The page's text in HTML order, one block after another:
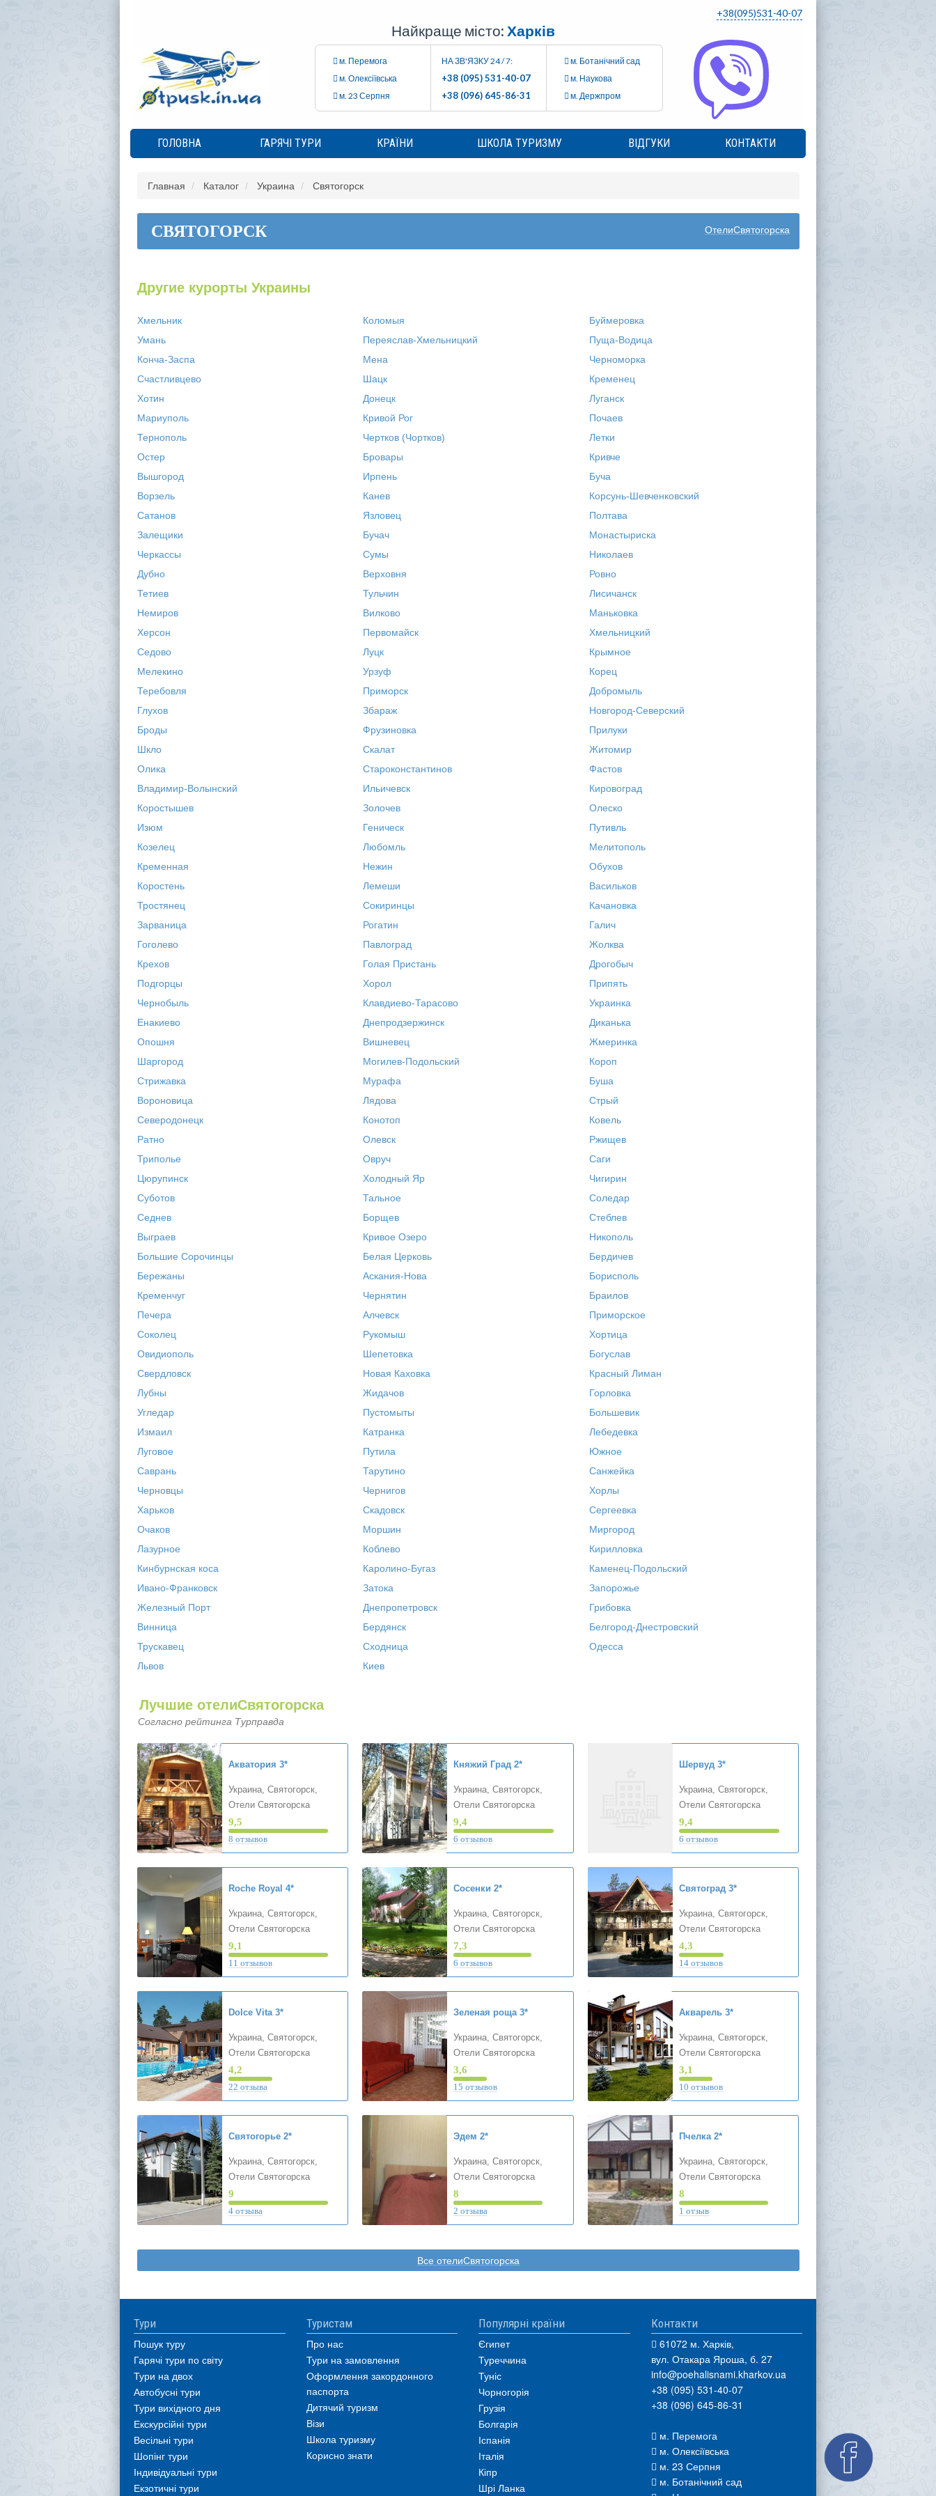
+38(095)531-40-07
Найкраще місто: Харків
м. Перемога
м. Олексіївська
м. 23 Серпня
НА ЗВ'ЯЗКУ 24 / 7:
+38 (095) 531-40-07
+38 (096) 645-86-31
м. Ботанічний сад
м. Наукова
м. Держпром
ГОЛОВНА ГАРЯЧІ ТУРИ КРАЇНИ ШКОЛА ТУРИЗМУ ВІДГУКИ КОНТАКТИ
Главная Каталог Украина Святогорск
СВЯТОГОРСК ОтелиСвятогорска
Другие курорты Украины
Хмельник Коломыя
Буймеровка
Умань
Переяслав-Хмельницкий
Пуща-Водица
Конча-Заспа
Мена
Черноморка
Счастливцево
Шацк
Кременец
Хотин
Донецк
Луганск
Мариуполь
Кривой Рог
Почаев
Тернополь
Чертков (Чортков)
Летки
Остер
Бровары
Кривче
Вышгород
Ирпень
Буча
Ворзель
Канев
Корсунь-Шевченковский
Сатанов
Язловец
Полтава
Залещики
Бучач
Монастыриска
Черкассы
Сумы
Николаев
Дубно
Верховня
Ровно
Тетиев
Тульчин
Лисичанск
Немиров
Вилково
Маньковка
Херсон
Первомайск
Хмельницкий
Седово
Луцк
Крымное
Мелекино
Урзуф
Корец
Теребовля
Приморск
Добромыль
Глухов
Збараж
Новгород-Северский
Броды
Фрузиновка
Прилуки
Шкло
Скалат
Житомир
Олика
Староконстантинов
Фастов
Владимир-Волынский
Ильичевск
Кировоград
Коростышев
Золочев
Олеско
Изюм
Геническ
Путивль
Козелец
Любомль
Мелитополь
Кременная
Нежин
Обухов
Коростень
Лемеши
Васильков
Тростянец
Сокиринцы
Качановка
Зарваница
Рогатин
Галич
Гоголево
Павлоград
Жолква
Крехов
Голая Пристань
Дрогобыч
Подгорцы
Хорол
Припять
Чернобыль
Клавдиево-Тарасово
Украинка
Енакиево
Днепродзержинск
Диканька
Опошня
Вишневец
Жмеринка
Шаргород
Могилев-Подольский
Короп
Стрижавка
Мурафа
Буша
Вороновица
Лядова
Стрый
Северодонецк
Конотоп
Ковель
Ратно
Олевск
Ржищев
Триполье
Овруч
Саги
Цюрупинск
Холодный Яр
Чигирин
Суботов
Тальное
Соледар
Седнев
Борщев
Стеблев
Выграев
Кривое Озеро
Никополь
Большие Сорочинцы
Белая Церковь
Бердичев
Бережаны
Аскания-Нова
Борисполь
Кременчуг
Чернятин
Браилов
Печера
Алчевск
Приморское
Соколец
Рукомыш
Хортица
Овидиополь
Шепетовка
Богуслав
Свердловск
Новая Каховка
Красный Лиман
Лубны
Жидачов
Горловка
Угледар
Пустомыты
Большевик
Измаил
Катранка
Лебедевка
Луговое
Путила
Южное
Саврань
Тарутино
Санжейка
Черновцы
Чернигов
Хорлы
Харьков
Скадовск
Сергеевка
Очаков
Моршин
Миргород
Лазурное
Коблево
Кирилловка
Кинбурнская коса
Каролино-Бугаз
Каменец-Подольский
Ивано-Франковск
Затока
Запорожье
Железный Порт
Днепропетровск
Грибовка
Винница
Бердянск
Белгород-Днестровский
Трускавец
Сходница
Одесса
Львов
Киев
Лучшие отелиСвятогорска
Согласно рейтинга Турправда
Акватория 3*
Украина, Святогорск,
Отели Святогорска
9,5
8 отзывов
Княжий Град 2*
Украина, Святогорск,
Отели Святогорска
9,4
6 отзывов
Шервуд 3*
Украина, Святогорск,
Отели Святогорска
9,4
6 отзывов
Roche Royal 4*
Украина, Святогорск,
Отели Святогорска
9,1
11 отзывов
Сосенки 2*
Украина, Святогорск,
Отели Святогорска
7,3
6 отзывов
Святоград 3*
Украина, Святогорск,
Отели Святогорска
4,3
14 отзывов
Dolce Vita 3*
Украина, Святогорск,
Отели Святогорска
4,2
22 отзыва
Зеленая роща 3*
Украина, Святогорск,
Отели Святогорска
3,6
15 отзывов
Акварель 3*
Украина, Святогорск,
Отели Святогорска
3,1
10 отзывов
Святогорье 2*
Украина, Святогорск,
Отели Святогорска
9
4 отзыва
Эдем 2*
Украина, Святогорск,
Отели Святогорска
8
2 отзыва
Пчелка 2*
Украина, Святогорск,
Отели Святогорска
8
1 отзыв
Все отелиСвятогорска
Тури
Пошук туру
Гарячі тури по світу
Тури на двох
Автобусні тури
Тури вихідного дня
Екскурсійні тури
Весільні тури
Шопінг тури
Індивідуальні тури
Екзотичні тури
Туристам
Про нас
Тури на замовлення
Оформлення закордонного
паспорта
Дитячий туризм
Візи
Школа туризму
Корисно знати
Популярні країни
Єгипет
Туреччина
Туніс
Чорногорія
Грузія
Болгарія
Іспанія
Італія
Кіпр
Шрі Ланка
Контакти
61072 м. Харків,
вул. Отакара Яроша, б. 27
info@poehalisnami.kharkov.ua
+38 (095) 531-40-07
+38 (096) 645-86-31
м. Перемога
м. Олексіївська
м. 23 Серпня
м. Ботанічний сад